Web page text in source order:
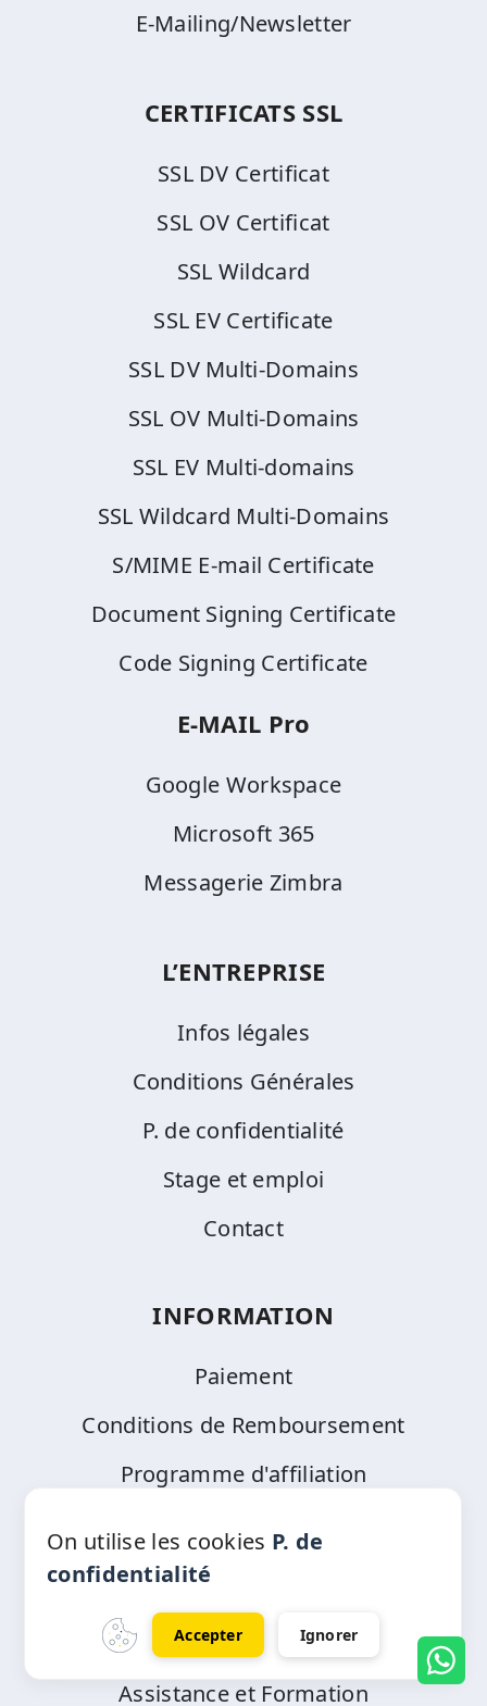
E-Mailing/Newsletter
CERTIFICATS SSL
SSL DV Certificat
SSL OV Certificat
SSL Wildcard
SSL EV Certificate
SSL DV Multi-Domains
SSL OV Multi-Domains
SSL EV Multi-domains
SSL Wildcard Multi-Domains
S/MIME E-mail Certificate
Document Signing Certificate
Code Signing Certificate
E-MAIL Pro
Google Workspace
Microsoft 365
Messagerie Zimbra
L’ENTREPRISE
Infos légales
Conditions Générales
P. de confidentialité
Stage et emploi
Contact
INFORMATION
Paiement
Conditions de Remboursement
Programme d'affiliation
Ouvrir un ticket
Assistance et Formation
On utilise les cookies P. de
confidentialité
Accepter Ignorer